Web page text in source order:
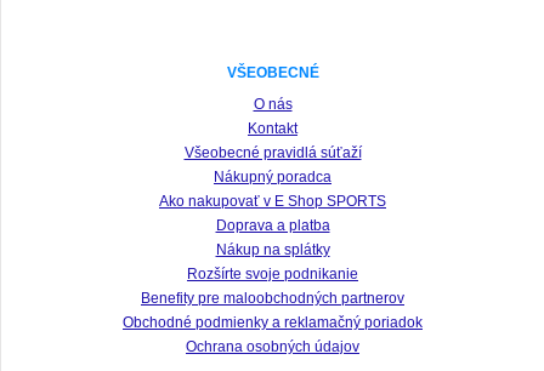
VŠEOBECNÉ
O nás
Kontakt
Všeobecné pravidlá súťaží
Nákupný poradca
Ako nakupovať v E Shop SPORTS
Doprava a platba
Nákup na splátky
Rozšírte svoje podnikanie
Benefity pre maloobchodných partnerov
Obchodné podmienky a reklamačný poriadok
Ochrana osobných údajov